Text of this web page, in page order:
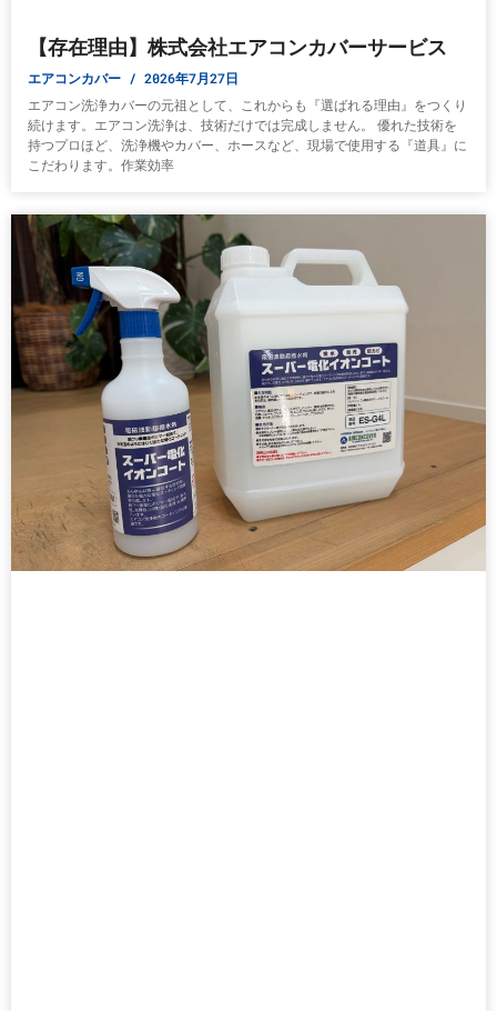
【存在理由】株式会社エアコンカバーサービス
エアコンカバー 2026年7月27日
エアコン洗浄カバーの元祖として、これからも『選ばれる理由』をつくり
続けます。エアコン洗浄は、技術だけでは完成しません。 優れた技術を
持つプロほど、洗浄機やカバー、ホースなど、現場で使用する『道具』に
こだわります。作業効率